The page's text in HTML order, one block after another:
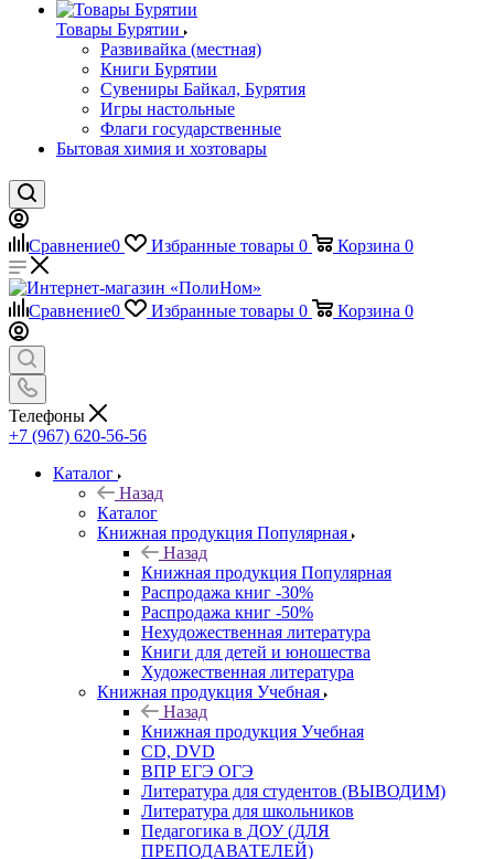
Товары Бурятии
Развивайка (местная)
Книги Бурятии
Сувениры Байкал, Бурятия
Игры настольные
Флаги государственные
Бытовая химия и хозтовары
Сравнение0 Избранные товары 0 Корзина 0
Сравнение0 Избранные товары 0 Корзина 0
Телефоны
+7 (967) 620-56-56
Каталог
Назад
Каталог
Книжная продукция Популярная
Назад
Книжная продукция Популярная
Распродажа книг -30%
Распродажа книг -50%
Нехудожественная литература
Книги для детей и юношества
Художественная литература
Книжная продукция Учебная
Назад
Книжная продукция Учебная
CD, DVD
ВПР ЕГЭ ОГЭ
Литература для студентов (ВЫВОДИМ)
Литература для школьников
Педагогика в ДОУ (ДЛЯ
ПРЕПОДАВАТЕЛЕЙ)